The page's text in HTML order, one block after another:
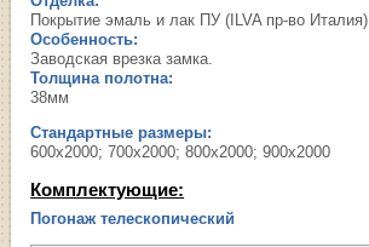
Покрытие эмаль и лак ПУ (ILVA пр-во Италия)
Особенность:
Заводская врезка замка.
Толщина полотна:
38мм
Стандартные размеры:
600х2000; 700х2000; 800х2000; 900х2000
Комплектующие:
Погонаж телескопический